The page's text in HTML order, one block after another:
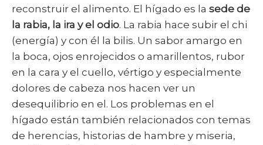
reconstruir el alimento. El hígado es la sede de
la rabia, la ira y el odio. La rabia hace subir el chi
(energía) y con él la bilis. Un sabor amargo en
la boca, ojos enrojecidos o amarillentos, rubor
en la cara y el cuello, vértigo y especialmente
dolores de cabeza nos hacen ver un
desequilibrio en el. Los problemas en el
hígado están también relacionados con temas
de herencias, historias de hambre y miseria,